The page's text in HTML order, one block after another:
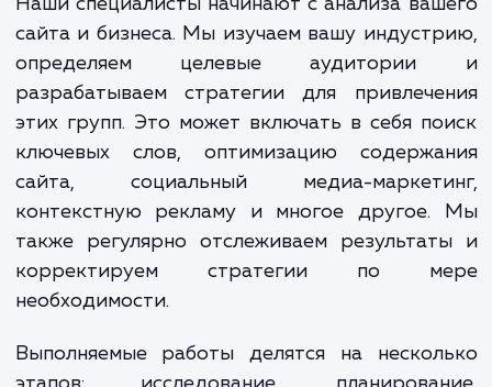
именно тех посетителей,
наиболее вероятно станут
клиентами.
Наши специалисты начинают с анализа
сайта и бизнеса. Мы изучаем вашу
разрабатываем стратегии для